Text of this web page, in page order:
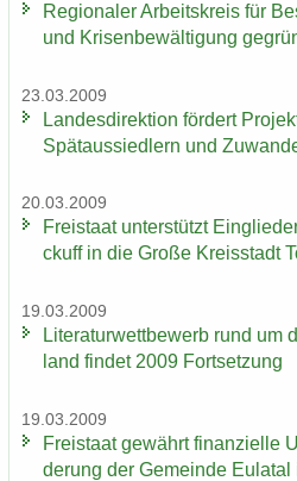
Re­gio­na­ler Ar­beits­kreis für
und Kri­sen­be­wäl­ti­gung
23.03.2009
Lan­des­di­rek­ti­on för­dert
Spät­aus­sied­lern und
20.03.2009
Frei­staat un­ter­stützt
ckuff in die Große Kreis­stadt
19.03.2009
Li­te­ra­tur­wett­be­werb rund um
land fin­det 2009 Fort­set­zung
19.03.2009
Frei­staat ge­währt fi­nan­zi­el­le
de­rung der Ge­mein­de